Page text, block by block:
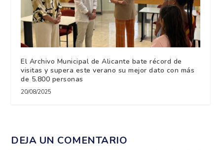
El Archivo Municipal de Alicante bate récord de
visitas y supera este verano su mejor dato con más
de 5.800 personas
20/08/2025
DEJA UN COMENTARIO